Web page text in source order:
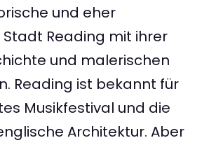
und eher
Reading mit ihrer
und malerischen
Reading ist bekannt für
Musikfestival und die
Architektur. Aber